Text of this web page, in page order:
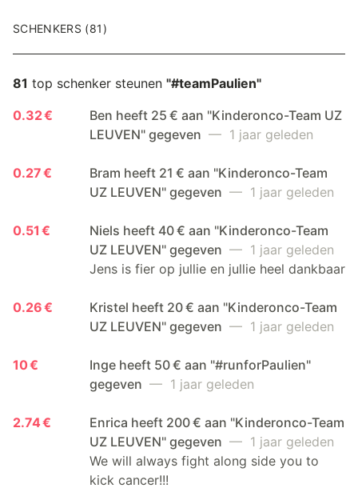
SCHENKERS (81)
81 top schenker steunen "#teamPaulien"
0.32 €
Ben heeft 25 € aan "Kinderonco-Team UZ
LEUVEN" gegeven — 1 jaar geleden
0.27 €
Bram heeft 21 € aan "Kinderonco-Team
UZ LEUVEN" gegeven — 1 jaar geleden
0.51 €
Niels heeft 40 € aan "Kinderonco-Team
UZ LEUVEN" gegeven — 1 jaar geleden
Jens is fier op jullie en jullie heel dankbaar
0.26 €
Kristel heeft 20 € aan "Kinderonco-Team
UZ LEUVEN" gegeven — 1 jaar geleden
10 €
Inge heeft 50 € aan "#runforPaulien"
gegeven — 1 jaar geleden
2.74 €
Enrica heeft 200 € aan "Kinderonco-Team
UZ LEUVEN" gegeven — 1 jaar geleden
We will always fight along side you to
kick cancer!!!